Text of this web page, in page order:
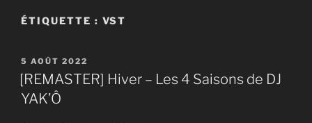
ÉTIQUETTE : VST
PUBLIÉ
LE
5 AOÛT 2022
[REMASTER] Hiver – Les 4 Saisons de DJ
YAK’Ô